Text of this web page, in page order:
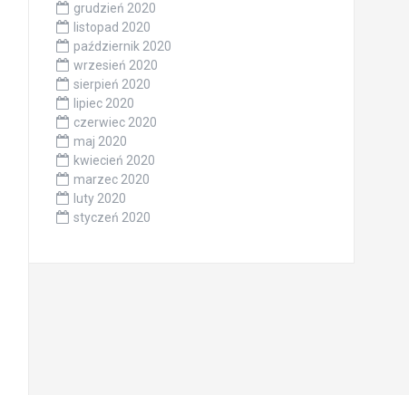
grudzień 2020
listopad 2020
październik 2020
wrzesień 2020
sierpień 2020
lipiec 2020
czerwiec 2020
maj 2020
kwiecień 2020
marzec 2020
luty 2020
styczeń 2020